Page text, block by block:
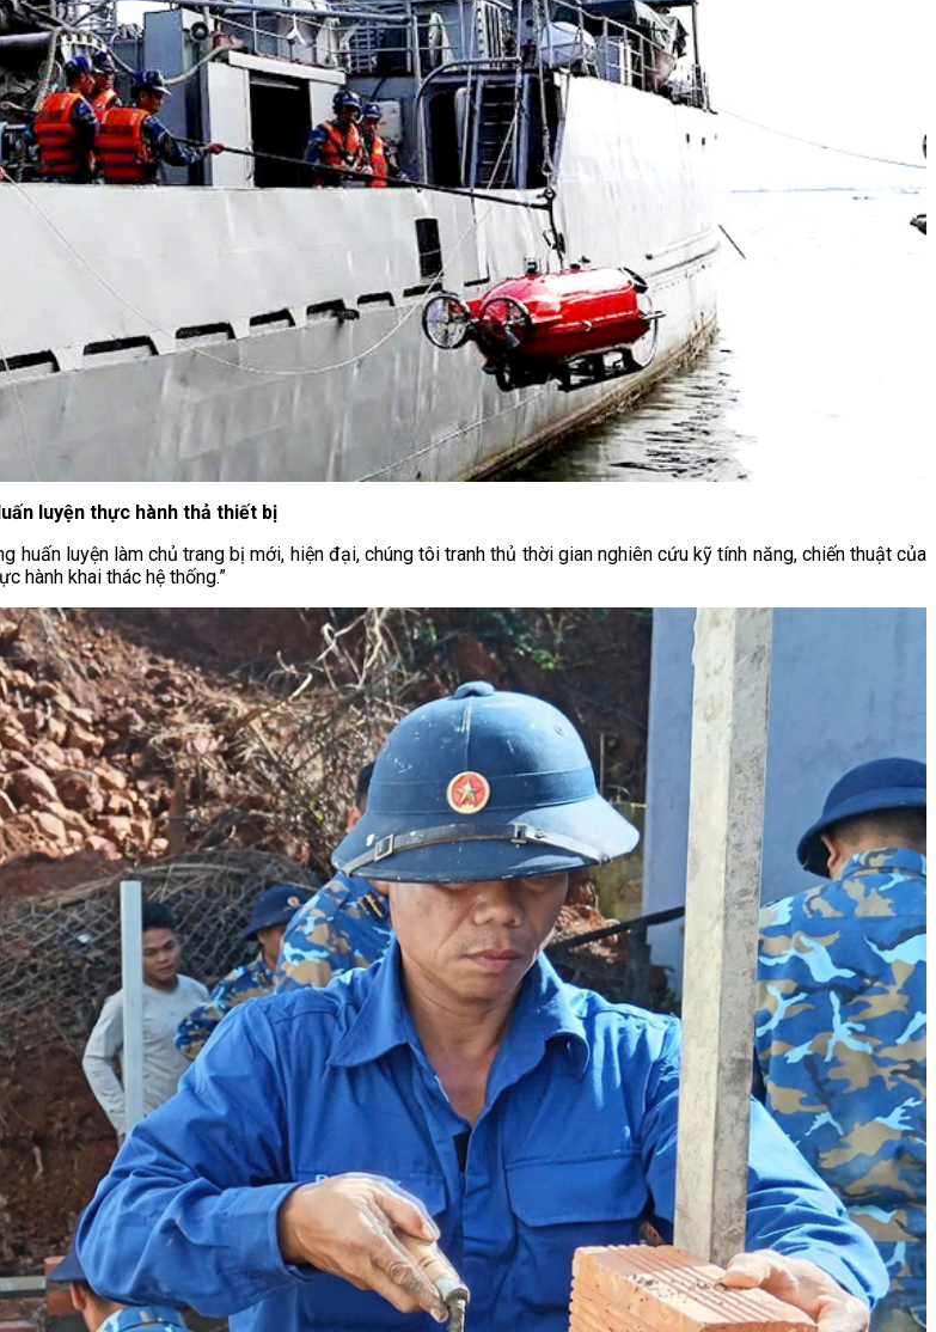
luyện thực hành thả thiết bị
huấn luyện làm chủ trang bị mới, hiện đại, chúng tôi tranh thủ thời gian nghiên cứu kỹ tính năng, chiến thuật của
hành khai thác hệ thống.”